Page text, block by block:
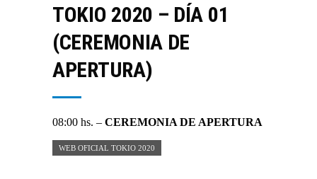
TOKIO 2020 – DÍA 01
(CEREMONIA DE
APERTURA)
08:00 hs. – CEREMONIA DE APERTURA
WEB OFICIAL TOKIO 2020